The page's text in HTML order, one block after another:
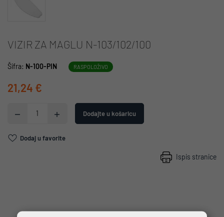
VIZIR ZA MAGLU N-103/102/100
Šifra: N-100-PIN RASPOLOŽIVO
21,24 €
Dodajte u košaricu
Dodaj u favorite
Ispis stranice